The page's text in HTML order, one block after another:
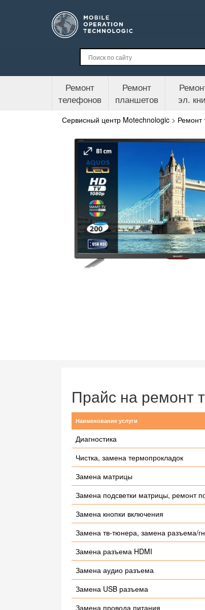
Ремонт
телефонов
Ремонт
планшетов
эл.
Сервисный центр Motechnologic > Ремонт
Прайс на ремонт
Наименование услуги
Диагностика
Чистка, замена термопрокладок
Замена матрицы
Замена подсветки матрицы, ремонт
Замена кнопки включения
Замена тв-тюнера, замена разъема/
Замена разъема HDMI
Замена аудио разъема
Замена USB разъема
Замена провода питания